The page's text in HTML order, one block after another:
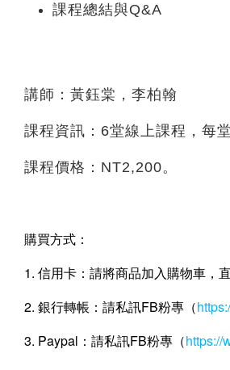
課程總結與Q&A
講師：黃鈺棠，李柏翰
課程資訊：6堂線上課程，每
課程價格：NT2,200。
購買方式：
1. 信用卡：請將商品加入購物車，
2. 銀行轉帳：請私訊FB粉專（
3. Paypal：請私訊FB粉專（https://